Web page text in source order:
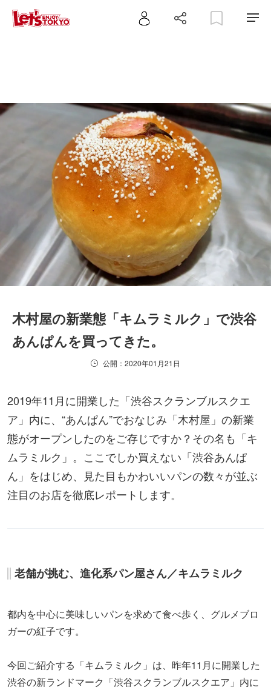
木村屋の新業態「キムラミルク」で渋谷
あんぱんを買ってきた。
公開：2020年01月21日
2019年11月に開業した「渋谷スクランブルスクエ
ア」内に、“あんぱん”でおなじみ「木村屋」の新業
態がオープンしたのをご存じですか？その名も「キ
ムラミルク」。ここでしか買えない「渋谷あんぱ
ん」をはじめ、見た目もかわいいパンの数々が並ぶ
注目のお店を徹底レポートします。
老舗が挑む、進化系パン屋さん／キムラミルク
都内を中心に美味しいパンを求めて食べ歩く、グルメブロ
ガーの紅子です。
今回ご紹介する「キムラミルク」は、昨年11月に開業した
渋谷の新ランドマーク「渋谷スクランブルスクエア」内に